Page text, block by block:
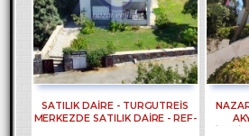
SATILIK DAİRE - TURGUTREİS
MERKEZDE SATILIK DAİRE - REF-